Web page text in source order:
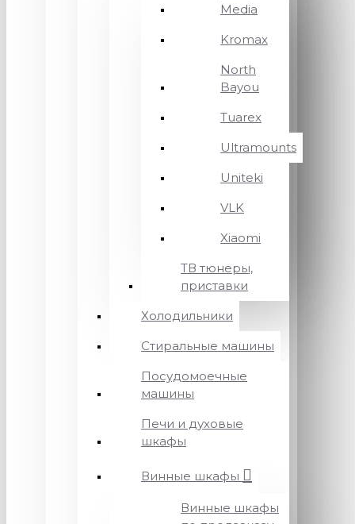
Media
Kromax
North
Bayou
Tuarex
Ultramounts
Uniteki
VLK
Xiaomi
ТВ тюнеры,
приставки
Холодильники
Стиральные машины
Посудомоечные
машины
Печи и духовые
шкафы
Винные шкафы
Винные шкафы